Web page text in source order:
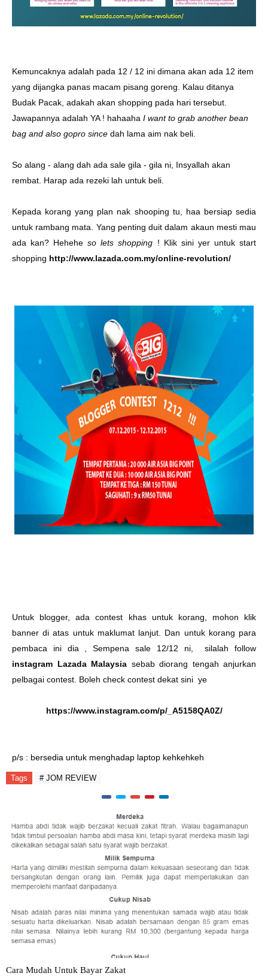
Kemuncaknya adalah pada 12 / 12 ini dimana akan ada 12 item
yang dijangka panas macam pisang goreng. Kalau ditanya
Budak Pacak, adakah akan shopping pada hari tersebut.
Jawapannya adalah YA ! hahaaha I want to grab another bean
bag and also gopro since dah lama aim nak beli.
So alang - alang dah ada sale gila - gila ni, Insyallah akan
rembat. Harap ada rezeki lah untuk beli.
Kepada korang yang plan nak shooping tu, haa bersiap sedia
untuk rambang mata. Yang penting duit dalam akaun mesti mau
ada kan? Heheheso lets shopping ! Klik sini yer untuk start
shopping http://www.lazada.com.my/online-revolution/
Untuk blogger, ada contest khas untuk korang, mohon klik
banner di atas untuk maklumat lanjut. Dan untuk korang para
pembaca ini dia ,Sempena sale 12/12 ni, silalah follow
instagram Lazada Malaysia sebab diorang tengah anjurkan
pelbagai contest. Boleh check contest dekat sini ye
https://www.instagram.com/p/_A5158QA0Z/
p/s : bersedia untuk menghadap laptop kehkehkeh
Tags # JOM REVIEW
Cara Mudah Untuk Bayar Zakat